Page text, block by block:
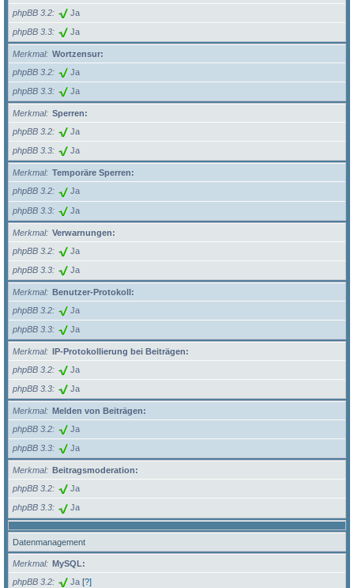
phpBB 3.2
Ja
phpBB 3.3 Ja
Merkmal
Wortzensur:
phpBB 3.2
Ja
phpBB 3.3 Ja
Merkmal
Sperren:
phpBB 3.2
Ja
phpBB 3.3 Ja
Merkmal
Temporäre Sperren:
phpBB 3.2
Ja
phpBB 3.3 Ja
Merkmal
Verwarnungen:
phpBB 3.2
Ja
phpBB 3.3 Ja
Merkmal
Benutzer-Protokoll:
phpBB 3.2
Ja
phpBB 3.3 Ja
Merkmal
IP-Protokollierung bei Beiträgen:
phpBB 3.2
Ja
phpBB 3.3 Ja
Merkmal
Melden von Beiträgen:
phpBB 3.2
Ja
phpBB 3.3 Ja
Merkmal
Beitragsmoderation:
phpBB 3.2
Ja
phpBB 3.3 Ja
Datenmanagement
Merkmal
MySQL:
phpBB 3.2
Ja [?]